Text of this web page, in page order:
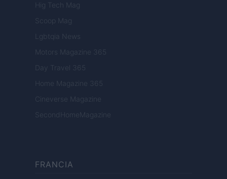
Hig Tech Mag
Scoop Mag
Lgbtqia News
Motors Magazine 365
Day Travel 365
Home Magazine 365
Cineverse Magazine
SecondHomeMagazine
FRANCIA